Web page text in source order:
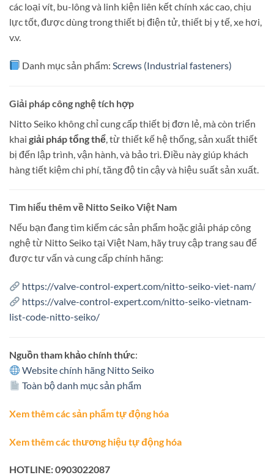
các loại vít, bu-lông và linh kiện liên kết chính xác cao, chịu
lực tốt, được dùng trong thiết bị điện tử, thiết bị y tế, xe hơi,
v.v.
Danh mục sản phẩm:Screws (Industrial fasteners)
Giải pháp công nghệ tích hợp
Nitto Seiko không chỉ cung cấp thiết bị đơn lẻ, mà còn triển
khai giải pháp tổng thể , từ thiết kế hệ thống, sản xuất thiết
bị đến lập trình, vận hành, và bảo trì. Điều này giúp khách
hàng tiết kiệm chi phí, tăng độ tin cậy và hiệu suất sản xuất.
Tìm hiểu thêm về Nitto Seiko Việt Nam
Nếu bạn đang tìm kiếm các sản phẩm hoặc giải pháp công
nghệ từ Nitto Seiko tại Việt Nam, hãy truy cập trang sau để
được tư vấn và cung cấp chính hãng:
https://valve-control-expert.com/nitto-seiko-viet-nam/
https://valve-control-expert.com/nitto-seiko-vietnam-
list-code-nitto-seiko/
Nguồn tham khảo chính thức:
Website chính hãng Nitto Seiko
Toàn bộ danh mục sản phẩm
Xem thêm các sản phẩm tự động hóa
Xem thêm các thương hiệu tự động hóa
HOTLINE: 0903022087